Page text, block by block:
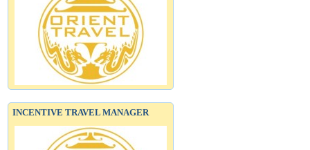
INCENTIVE TRAVEL MANAGER